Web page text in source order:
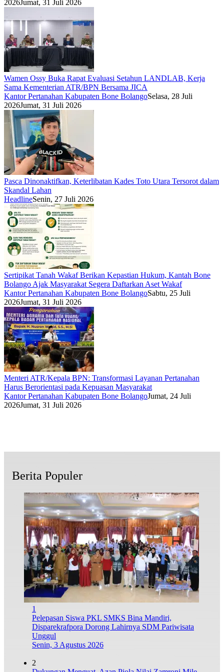
2026Jumat, 31 Juli 2026
Wamen Ossy Buka Rapat Evaluasi Setahun LANDLAB, Kerja
Sama Kementerian ATR/BPN Bersama JICA
Kantor Pertanahan Kabupaten Bone BolangoSelasa, 28 Juli
2026Jumat, 31 Juli 2026
Pasca Dinonaktifkan, Keterlibatan Kades Toto Utara Tersorot dalam
Skandal Lahan
HeadlineSenin, 27 Juli 2026
Sertipikat Tanah Wakaf Berikan Kepastian Hukum, Kantah Bone
Bolango Ajak Masyarakat Segera Daftarkan Aset Wakaf
Kantor Pertanahan Kabupaten Bone BolangoSabtu, 25 Juli
2026Jumat, 31 Juli 2026
Menteri ATR/Kepala BPN: Transformasi Layanan Pertanahan
Harus Berorientasi pada Kepuasan Masyarakat
Kantor Pertanahan Kabupaten Bone BolangoJumat, 24 Juli
2026Jumat, 31 Juli 2026
Berita Populer
1
Pelepasan Siswa PKL SMKS Bina Mandiri,
Disparekrafpora Dorong Lahirnya SDM Pariwisata
Unggul
Senin, 3 Agustus 2026
2